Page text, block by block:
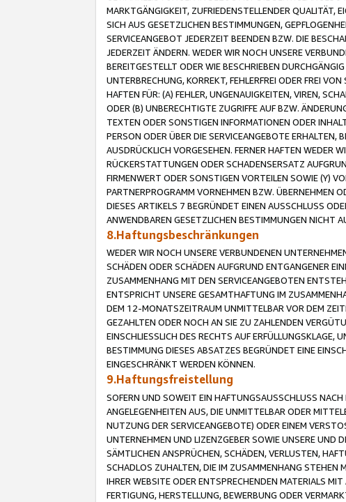
MARKTGÄNGIGKEIT, ZUFRIEDENSTELLENDER QUALITÄT,
SICH AUS GESETZLICHEN BESTIMMUNGEN,
SERVICEANGEBOT JEDERZEIT BEENDEN BZW. DIE
JEDERZEIT ÄNDERN. WEDER WIR NOCH UNSERE
BEREITGESTELLT ODER WIE BESCHRIEBEN
UNTERBRECHUNG, KORREKT, FEHLERFREI ODER FREI
HAFTEN FÜR: (A) FEHLER, UNGENAUIGKEITEN, VIREN,
ODER (B) UNBERECHTIGTE ZUGRIFFE AUF BZW.
TEXTEN ODER SONSTIGEN INFORMATIONEN ODER
PERSON ODER ÜBER DIE SERVICEANGEBOTE ERHALTEN,
AUSDRÜCKLICH VORGESEHEN. FERNER HAFTEN WEDER
RÜCKERSTATTUNGEN ODER SCHADENSERSATZ
FIRMENWERT ODER SONSTIGEN VORTEILEN SOWIE (Y)
PARTNERPROGRAMM VORNEHMEN BZW. ÜBERNEHMEN
DIESES ARTIKELS 7 BEGRÜNDET EINEN AUSSCHLUSS
ANWENDBAREN GESETZLICHEN BESTIMMUNGEN NICHT
8.Haftungsbeschränkungen
WEDER WIR NOCH UNSERE VERBUNDENEN
SCHÄDEN ODER SCHÄDEN AUFGRUND ENTGANGENER
ZUSAMMENHANG MIT DEN SERVICEANGEBOTEN
ENTSPRICHT UNSERE GESAMTHAFTUNG IM
DEM 12-MONATSZEITRAUM UNMITTELBAR VOR DEM
GEZAHLTEN ODER NOCH AN SIE ZU ZAHLENDEN
EINSCHLIESSLICH DES RECHTS AUF ERFÜLLUNGSKLAGE,
BESTIMMUNG DIESES ABSATZES BEGRÜNDET EINE
EINGESCHRÄNKT WERDEN KÖNNEN.
9.Haftungsfreistellung
SOFERN UND SOWEIT EIN HAFTUNGSAUSSCHLUSS
ANGELEGENHEITEN AUS, DIE UNMITTELBAR ODER
NUTZUNG DER SERVICEANGEBOTE) ODER EINEM
UNTERNEHMEN UND LIZENZGEBER SOWIE UNSERE UND
SÄMTLICHEN ANSPRÜCHEN, SCHÄDEN, VERLUSTEN,
SCHADLOS ZUHALTEN, DIE IM ZUSAMMENHANG STEHEN
IHRER WEBSITE ODER ENTSPRECHENDEN MATERIALS
FERTIGUNG, HERSTELLUNG, BEWERBUNG ODER